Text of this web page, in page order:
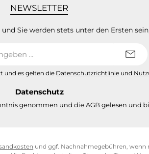
NEWSLETTER
Sie werden stets unter den Ersten
und es gelten die Datenschutzrichtlinieund
Datenschutz
genommen und dieAGB gelesen und
und ggf. Nachnahmegebühren, wenn